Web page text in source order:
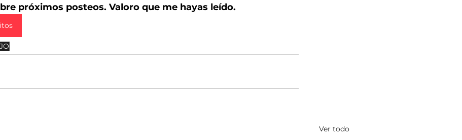
próximos posteos. Valoro que me hayas leído.
Ver todo